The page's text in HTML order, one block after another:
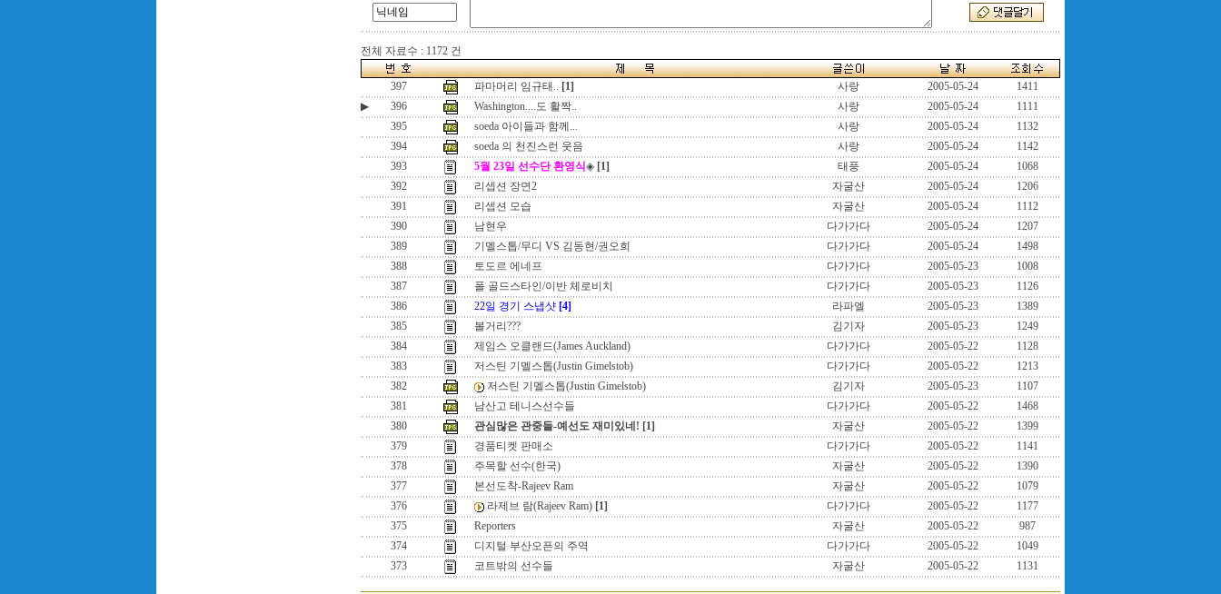
전체 자료수 : 1172 건
397 파마머리 임규태.. [1] 사랑 2005-05-24
1411
▶
396 Washington....도 활짝.. 사랑 2005-05-24
1111
395
soeda 아이들과 함께... 사랑 2005-05-24
1132
394
soeda 의 천진스런 웃음 사랑 2005-05-24
1142
393
5월 23일 선수단 환영식◈ [1] 태풍 2005-05-24
1068
392
리셉션 장면2 자굴산 2005-05-24
1206
391
리셉션 모습 자굴산 2005-05-24
1112
390
남현우 다가가다 2005-05-24
1207
389
기멜스톱/무디 VS 김동현/권오희 다가가다 2005-05-24
1498
388
토도르 에네프 다가가다 2005-05-23
1008
387
폴 골드스타인/이반 체로비치 다가가다 2005-05-23
1126
386
22일 경기 스냅샷 [4] 라파엘 2005-05-23
1389
385
볼거리??? 김기자 2005-05-23
1249
384
제임스 오클랜드(James Auckland) 다가가다 2005-05-22
1128
383
저스틴 기멜스톱(Justin Gimelstob) 다가가다 2005-05-22
1213
382
저스틴 기멜스톱(Justin Gimelstob) 김기자 2005-05-23
1107
381
남산고 테니스선수들 다가가다 2005-05-22
1468
380
관심많은 관중들-예선도 재미있네! [1] 자굴산 2005-05-22
1399
379
경품티켓 판매소 다가가다 2005-05-22
1141
378
주목할 선수(한국) 자굴산 2005-05-22
1390
377
본선도착-Rajeev Ram 자굴산 2005-05-22
1079
376
라제브 람(Rajeev Ram) [1] 다가가다 2005-05-22
1177
375
Reporters 자굴산 2005-05-22
987
374
디지털 부산오픈의 주역 다가가다 2005-05-22
1049
373
코트밖의 선수들 자굴산 2005-05-22 1131